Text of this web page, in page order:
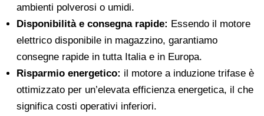
ambienti polverosi o umidi.
Disponibilità e consegna rapide: Essendo il motore
elettrico disponibile in magazzino, garantiamo
consegne rapide in tutta Italia e in Europa.
Risparmio energetico: il motore a induzione trifase è
ottimizzato per un’elevata efficienza energetica, il che
significa costi operativi inferiori.